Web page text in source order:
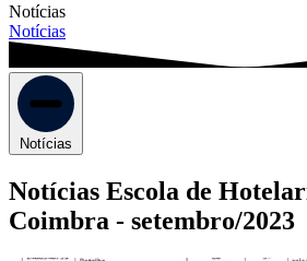
Notícias
Notícias
Notícias
Notícias Escola de
Coimbra - setembro/2023